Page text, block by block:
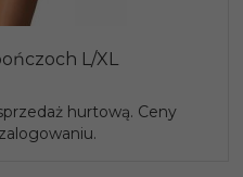
L/XL
hurtową. Ceny